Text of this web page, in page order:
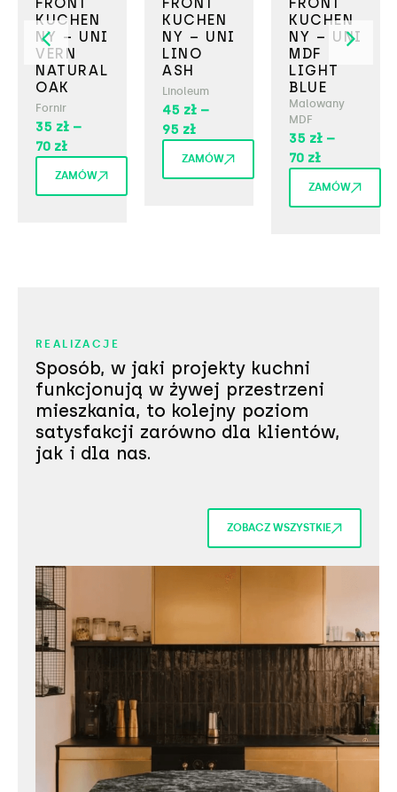
KUCHEN
NY – UNI
VERN
NATURAL
OAK
Fornir
35 zł –
70 zł
ZAMÓW
KUCHEN
NY – UNI
LINO
ASH
Linoleum
45 zł –
95 zł
ZAMÓW
KUCHEN
NY – UNI
MDF
LIGHT
BLUE
Malowany
MDF
35 zł –
70 zł
ZAMÓW
REALIZACJE
Sposób, w jaki projekty kuchni
funkcjonują w żywej przestrzeni
mieszkania, to kolejny poziom
satysfakcji zarówno dla klientów,
jak i dla nas.
ZOBACZ WSZYSTKIE